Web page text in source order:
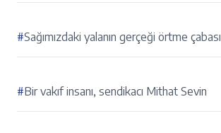
#Sağımızdaki yalanın gerçeği örtme çabası
#Bir vakıf insanı, sendikacı Mithat Sevin